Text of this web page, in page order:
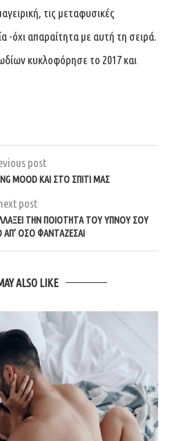
τις μεταφυσικές
-όχι απαραίτητα με αυτή τη σειρά.
κυκλοφόρησε το 2017 και
post
MOOD ΚΑΙ ΣΤΟ ΣΠΊΤΙ ΜΑΣ
post
ΤΗΝ ΠΟΙΌΤΗΤΑ ΤΟΥ ΎΠΝΟΥ ΣΟΥ
ΑΠ’ ΌΣΟ ΦΑΝΤΆΖΕΣΑΙ
ALSO LIKE